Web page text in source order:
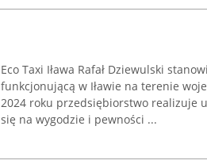
Eco Taxi Iława Rafał Dziewulski
funkcjonującą w Iławie na terenie
2024 roku przedsiębiorstwo realizuje
się na wygodzie i pewności ...